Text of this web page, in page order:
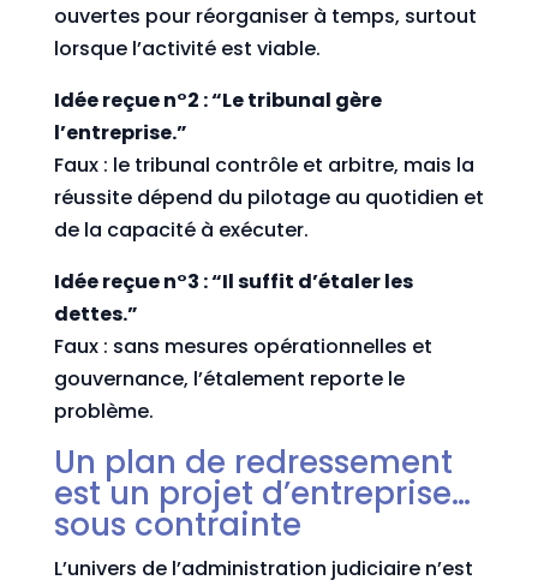
ouvertes pour réorganiser à temps, surtout
lorsque l’activité est viable.
Idée reçue n°2 : “Le tribunal gère
l’entreprise.”
Faux : le tribunal contrôle et arbitre, mais la
réussite dépend du pilotage au quotidien et
de la capacité à exécuter.
Idée reçue n°3 : “Il suffit d’étaler les
dettes.”
Faux : sans mesures opérationnelles et
gouvernance, l’étalement reporte le
problème.
Un plan de redressement
est un projet d’entreprise…
sous contrainte
L’univers de l’administration judiciaire n’est